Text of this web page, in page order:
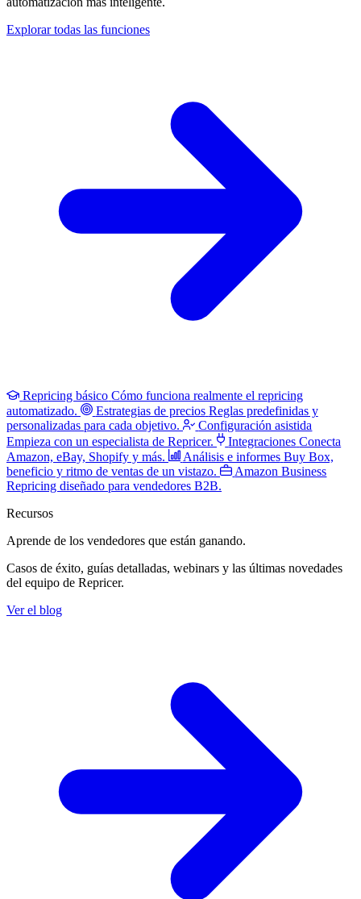
Explorar todas las funciones
Repricing básico Cómo funciona realmente el repricing
automatizado.
Estrategias de precios Reglas predefinidas y
personalizadas para cada objetivo.
Configuración asistida
Empieza con un especialista de Repricer.
Integraciones Conecta
Amazon, eBay, Shopify y más.
Análisis e informes Buy Box,
beneficio y ritmo de ventas de un vistazo.
Amazon Business
Repricing diseñado para vendedores B2B.
Recursos
Aprende de los vendedores que están ganando.
Casos de éxito, guías detalladas, webinars y las últimas novedades
del equipo de Repricer.
Ver el blog